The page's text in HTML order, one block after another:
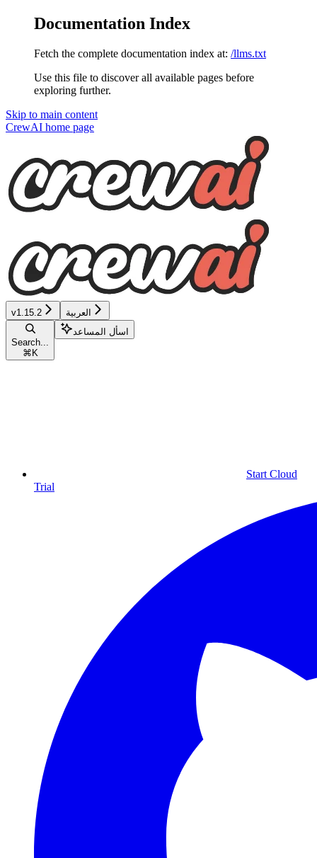
Documentation Index
Fetch the complete documentation index at: /llms.txt
Use this file to discover all available pages before
exploring further.
Skip to main content
CrewAI home page
v1.15.2 العربية
Search...
⌘ K
اسأل المساعد
Start Cloud
Trial